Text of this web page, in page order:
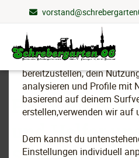
Wir nutzen
Um essenzielle Funktionen
bereitzustellen, dein
analysieren und Profile mit
basierend auf deinem
erstellen,verwenden wir auf
Dem kannst du
Einstellungen individuell
Navigation
überspringen
Party für die
und Helfer